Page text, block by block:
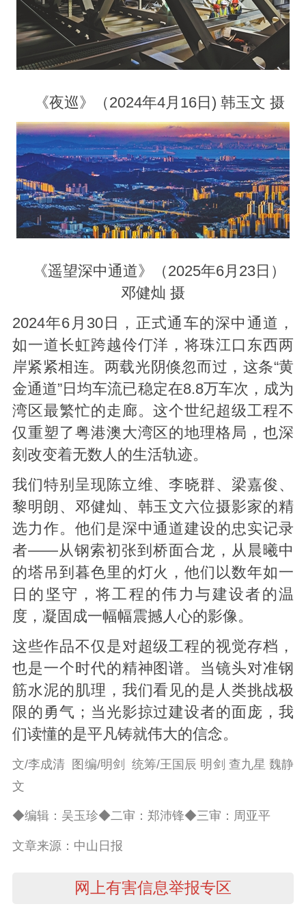
《夜巡》（2024年4月16日) 韩玉文 摄
《遥望深中通道》（2025年6月23日）
邓健灿 摄
2024年6月30日，正式通车的深中通道，
如一道长虹跨越伶仃洋，将珠江口东西两
岸紧紧相连。两载光阴倏忽而过，这条“黄
金通道”日均车流已稳定在8.8万车次，成为
湾区最繁忙的走廊。这个世纪超级工程不
仅重塑了粤港澳大湾区的地理格局，也深
刻改变着无数人的生活轨迹。
我们特别呈现陈立维、李晓群、梁嘉俊、
黎明朗、邓健灿、韩玉文六位摄影家的精
选力作。他们是深中通道建设的忠实记录
者——从钢索初张到桥面合龙，从晨曦中
的塔吊到暮色里的灯火，他们以数年如一
日的坚守，将工程的伟力与建设者的温
度，凝固成一幅幅震撼人心的影像。
这些作品不仅是对超级工程的视觉存档，
也是一个时代的精神图谱。当镜头对准钢
筋水泥的肌理，我们看见的是人类挑战极
限的勇气；当光影掠过建设者的面庞，我
们读懂的是平凡铸就伟大的信念。
文/李成清 图编/明剑 统筹/王国辰 明剑 查九星 魏静
文
◆编辑：吴玉珍◆二审：郑沛锋◆三审：周亚平
文章来源：中山日报
网上有害信息举报专区